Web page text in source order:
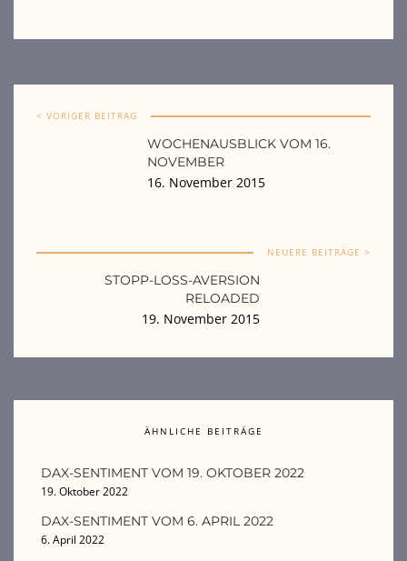
< VORIGER BEITRAG
WOCHENAUSBLICK VOM 16.
NOVEMBER
16. November 2015
NEUERE BEITRÄGE >
STOPP-LOSS-AVERSION
RELOADED
19. November 2015
ÄHNLICHE BEITRÄGE
DAX-SENTIMENT VOM 19. OKTOBER 2022
19. Oktober 2022
DAX-SENTIMENT VOM 6. APRIL 2022
6. April 2022